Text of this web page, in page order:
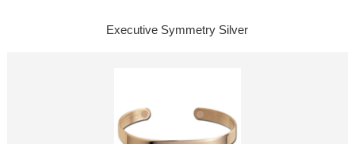
Executive Symmetry Silver